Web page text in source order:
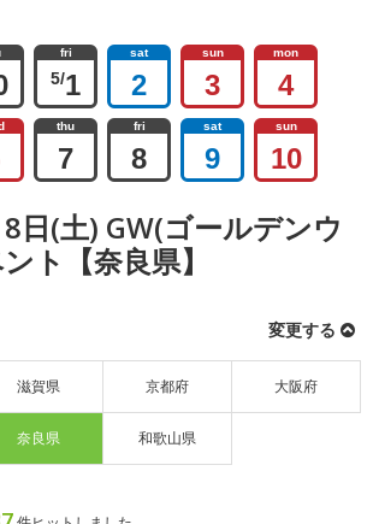
fri
5/1
sat
2
sun
3
mon
4
thu
7
fri
8
sat
9
sun
10
日(土) GW(ゴールデンウ
ト【奈良県】
変更する
滋賀県 京都府 大阪府
奈良県 和歌山県